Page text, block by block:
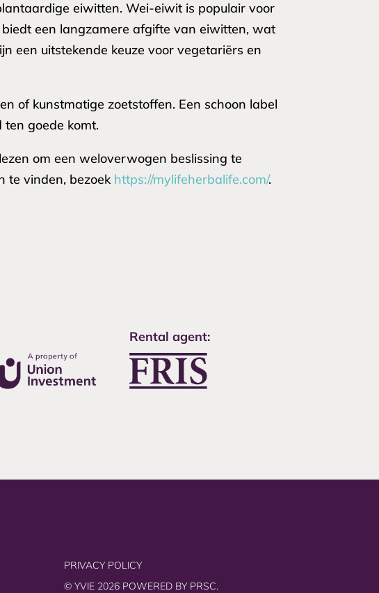
eiwitten. Wei-eiwit is populair voor
een langzamere afgifte van eiwitten, wat
een uitstekende keuze voor vegetariërs en
of kunstmatige zoetstoffen. Een schoon label
goede komt.
om een weloverwogen beslissing te
te vinden, bezoek https://mylifeherbalife.com/.
Rental agent:
PRIVACY POLICY
© YVIE 2026 POWERED BY PRSC.